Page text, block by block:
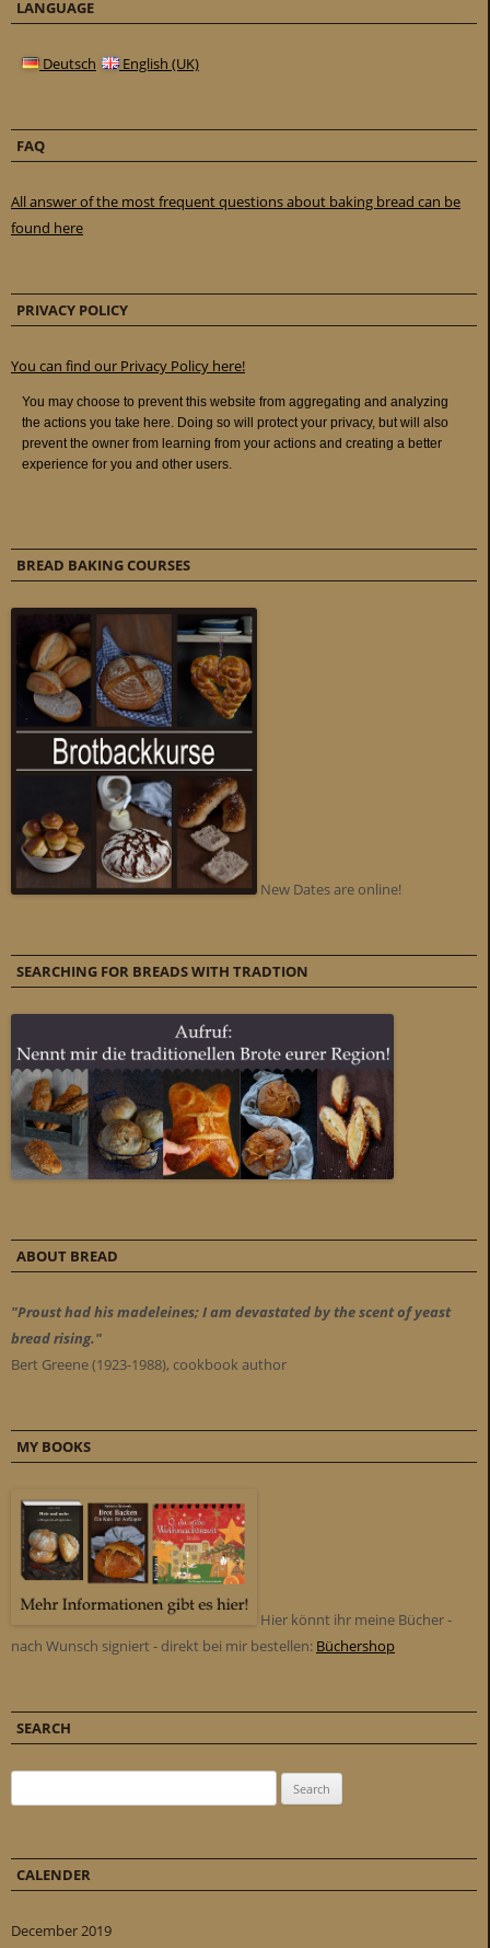
LANGUAGE
Deutsch English (UK)
FAQ
All answer of the most frequent questions about baking bread can be
found here
PRIVACY POLICY
You can find our Privacy Policy here!
BREAD BAKING COURSES
New Dates are online!
SEARCHING FOR BREADS WITH TRADTION
ABOUT BREAD
"Proust had his madeleines; I am devastated by the scent of yeast
bread rising."
Bert Greene (1923-1988), cookbook author
MY BOOKS
Hier könnt ihr meine Bücher -
nach Wunsch signiert - direkt bei mir bestellen: Büchershop
SEARCH
CALENDER
December 2019